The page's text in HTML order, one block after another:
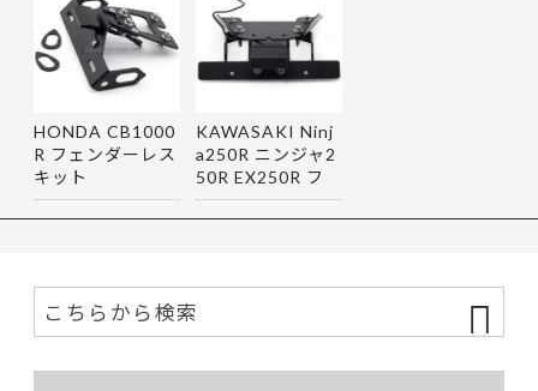
HONDA CB1000
R フェンダーレス
キット
KAWASAKI Ninj
a250R ニンジャ2
50R EX250R フ
ェンダーレス…